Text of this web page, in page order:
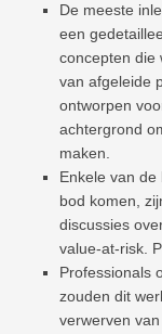
De meeste
een
concepten die
van afgeleide
ontworpen
achtergrond
maken.
Enkele van
bod komen,
discussies
value-at-risk.
Professionals
zouden dit
verwerven